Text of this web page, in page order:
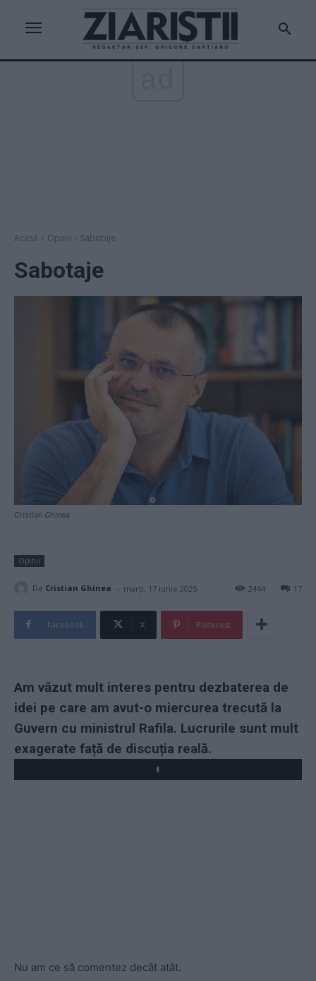
Acasă Opinii Sabotaje
Sabotaje
Cristian Ghinea
Opinii
De Cristian Ghinea - marți, 17 iunie 2025 17
2444
Facebook X Pinterest
Am văzut mult interes pentru dezbaterea de
idei pe care am avut-o miercurea trecută la
Guvern cu ministrul Rafila. Lucrurile sunt mult
exagerate față de discuția reală.
Play
Nu am ce să comentez decât atât.